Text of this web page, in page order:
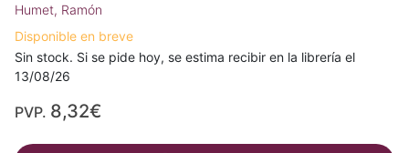
Humet, Ramón
Disponible en breve
Sin stock. Si se pide hoy, se estima recibir en la librería el
13/08/26
PVP. 8,32€